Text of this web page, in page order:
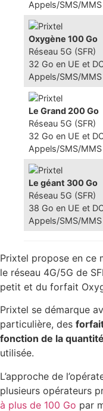
Appels/SMS/
Oxygène 100 Go
Réseau 5G (SFR)
32 Go en UE et
Appels/SMS/
Le Grand 200 Go
Réseau 5G (SFR)
32 Go en UE et
Appels/SMS/
Le géant 300 Go
Réseau 5G (SFR)
38 Go en UE et
Appels/SMS/
Prixtel propose en ce
le réseau 4G/5G de
petit et du forfait
Prixtel se démarque
particulière, des
fonction de la
utilisée.
L’approche de
plusieurs opérateurs
à plus de 100 Go par